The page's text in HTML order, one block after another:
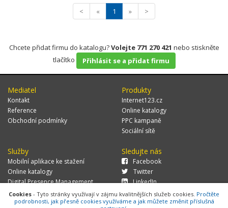
< « 1 » >
Chcete přidat firmu do katalogu?Volejte 771 270 421 nebo stiskněte
tlačítko
Přihlásit se a přidat firmu
Mediatel
Kontakt
Reference
Obchodní podmínky
Produkty
Internet123.cz
Online katalogy
PPC kampaně
Sociální sítě
Služby
Mobilní aplikace ke stažení
Online katalogy
Digital Presence Management
Více zákazníků
Sledujte nás
Facebook
Twitter
LinkedIn
Cookies - Tyto stránky využívají v zájmu kvalitnějších služeb cookies. Pročtěte
podrobnosti, jak přesně cookies využíváme a jak můžete změnit příslušná